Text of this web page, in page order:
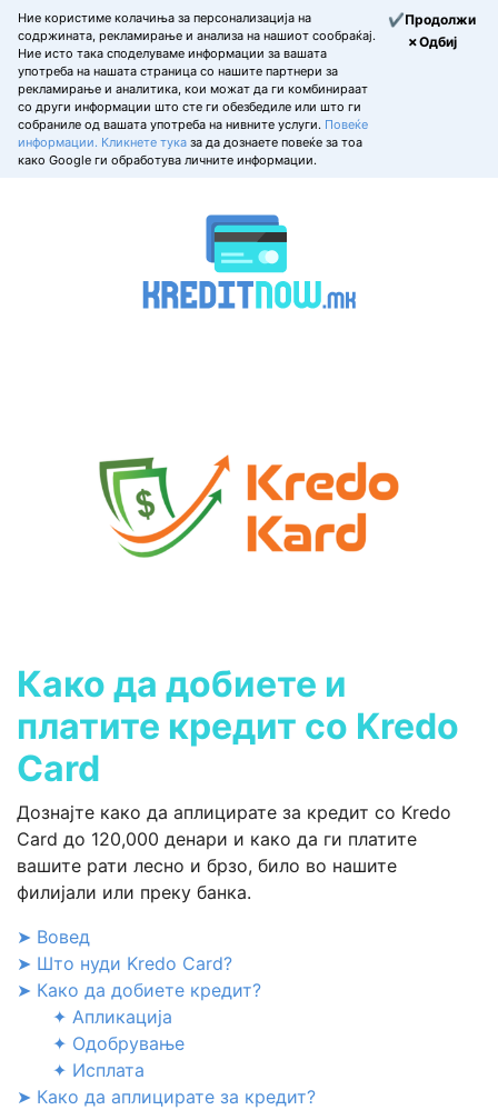
Ние користиме колачиња за персонализација на
содржината, рекламирање и анализа на нашиот сообраќај.
Ние исто така споделуваме информации за вашата
употреба на нашата страница со нашите партнери за
рекламирање и аналитика, кои можат да ги комбинираат
со други информации што сте ги обезбедиле или што ги
собраниле од вашата употреба на нивните услуги. Повеќе
информации. Кликнете тука за да дознаете повеќе за тоа
како Google ги обработува личните информации.
✔Продолжи
✗Одбиј
Како да добиете и
платите кредит со Kredo
Card
Дознајте како да аплицирате за кредит со Kredo
Card до 120,000 денари и како да ги платите
вашите рати лесно и брзо, било во нашите
филијали или преку банка.
➤ Вовед
➤ Што нуди Kredo Card?
➤ Како да добиете кредит?
✦ Апликација
✦ Одобрување
✦ Исплата
➤ Како да аплицирате за кредит?